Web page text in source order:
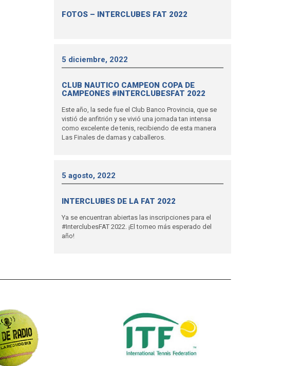
FOTOS – INTERCLUBES FAT 2022
5 diciembre, 2022
CLUB NAUTICO CAMPEON COPA DE
CAMPEONES #INTERCLUBESFAT 2022
Este año, la sede fue el Club Banco Provincia, que se
vistió de anfitrión y se vivió una jornada tan intensa
como excelente de tenis, recibiendo de esta manera
Las Finales de damas y caballeros.
5 agosto, 2022
INTERCLUBES DE LA FAT 2022
Ya se encuentran abiertas las inscripciones para el
#InterclubesFAT 2022. ¡El torneo más esperado del
año!